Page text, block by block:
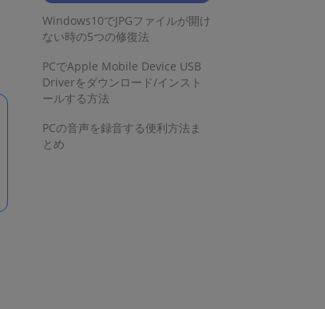
Windows10でJPGファイルが開け
ない時の5つの修復法
PCでApple Mobile Device USB
Driverをダウンロード/インスト
ールする方法
PCの音声を録音する便利方法ま
とめ